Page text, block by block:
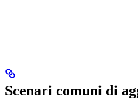
Scenari comuni di